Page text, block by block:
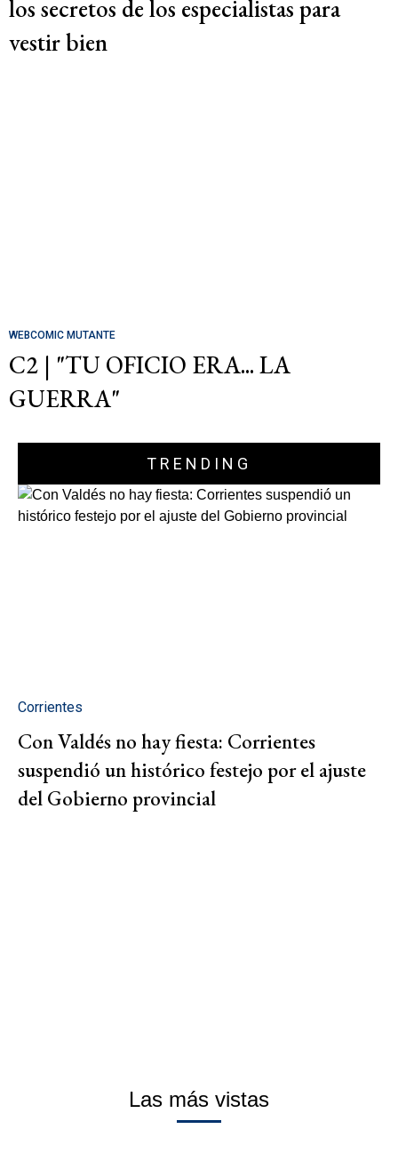
los secretos de los especialistas para
vestir bien
WEBCOMIC MUTANTE
C2 | "TU OFICIO ERA... LA
GUERRA"
TRENDING
Corrientes
Con Valdés no hay fiesta: Corrientes
suspendió un histórico festejo por el ajuste
del Gobierno provincial
Las más vistas